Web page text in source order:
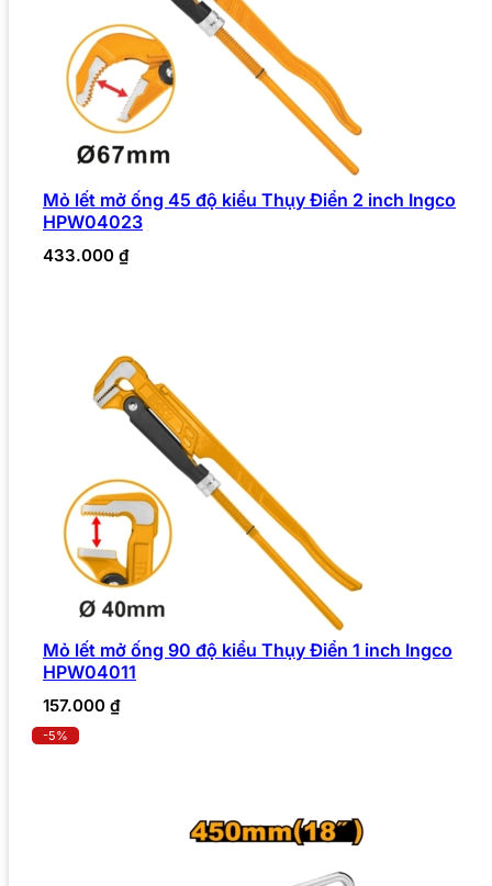
Mỏ lết mở ống 45 độ kiểu Thụy Điển 2 inch Ingco
HPW04023
433.000 ₫
Mỏ lết mở ống 90 độ kiểu Thụy Điển 1 inch Ingco
HPW04011
157.000 ₫
-5%